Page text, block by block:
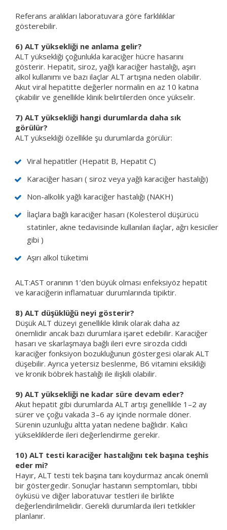
Referans aralıkları laboratuvara göre farklılıklar
gösterebilir.
6) ALT yüksekliği ne anlama gelir?
ALT yüksekliği çoğunlukla karaciğer hücre hasarını
gösterir. Hepatit, siroz, yağlı karaciğer hastalığı, aşırı
alkol kullanımı ve bazı ilaçlar ALT artışına neden olabilir.
Akut viral hepatitte değerler normalin en az 10 katına
çıkabilir ve genellikle klinik belirtilerden önce yükselir.
7) ALT yüksekliği hangi durumlarda daha sık
görülür?
ALT yüksekliği özellikle şu durumlarda görülür:
Viral hepatitler (Hepatit B, Hepatit C)
Karaciğer hasarı ( siroz veya yağlı karaciğer hastalığı)
Non-alkolik yağlı karaciğer hastalığı (NAKH)
İlaçlara bağlı karaciğer hasarı (Kolesterol düşürücü
statinler, akne tedavisinde kullanılan ilaçlar, ağrı kesiciler
gibi )
Aşırı alkol tüketimi
ALT:AST oranının 1’den büyük olması enfeksiyöz hepatit
ve karaciğerin inflamatuar durumlarında tipiktir.
8) ALT düşüklüğü neyi gösterir?
Düşük ALT düzeyi genellikle klinik olarak daha az
önemlidir ancak bazı durumlara işaret edebilir. Karaciğer
hasarı ve skarlaşmaya bağlı ileri evre sirozda ciddi
karaciğer fonksiyon bozukluğunun göstergesi olarak ALT
düşebilir. Ayrıca yetersiz beslenme, B6 vitamini eksikliği
ve kronik böbrek hastalığı ile ilişkili olabilir.
9) ALT yüksekliği ne kadar süre devam eder?
Akut hepatit gibi durumlarda ALT artışı genellikle 1–2 ay
sürer ve çoğu vakada 3–6 ay içinde normale döner.
Sürenin uzunluğu altta yatan nedene bağlıdır. Kalıcı
yüksekliklerde ileri değerlendirme gerekir.
10) ALT testi karaciğer hastalığını tek başına teşhis
eder mi?
Hayır, ALT testi tek başına tanı koydurmaz ancak önemli
bir göstergedir. Sonuçlar hastanın semptomları, tıbbi
öyküsü ve diğer laboratuvar testleri ile birlikte
değerlendirilmelidir. Gerekli durumlarda ileri tetkikler
planlanır.